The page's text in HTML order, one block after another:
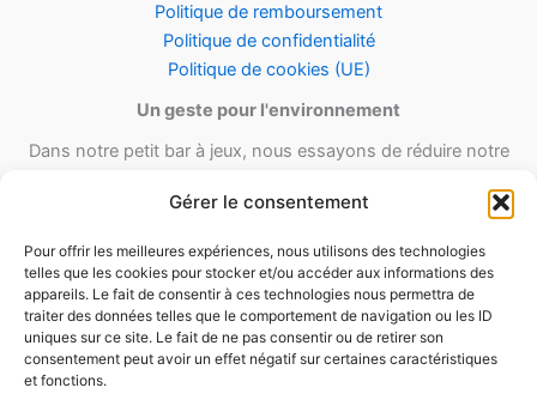
Gérer le consentement
Pour offrir les meilleures expériences, nous utilisons des technologies
telles que les cookies pour stocker et/ou accéder aux informations des
appareils. Le fait de consentir à ces technologies nous permettra de
traiter des données telles que le comportement de navigation ou les ID
uniques sur ce site. Le fait de ne pas consentir ou de retirer son
consentement peut avoir un effet négatif sur certaines caractéristiques
et fonctions.
Politique de remboursement
Politique de confidentialité
Politique de cookies (UE)
Un geste pour l'environnement
Dans notre petit bar à jeux, nous essayons de réduire notre
réutilisable ainsi qu’un minimum de matériel d’emballage lors de